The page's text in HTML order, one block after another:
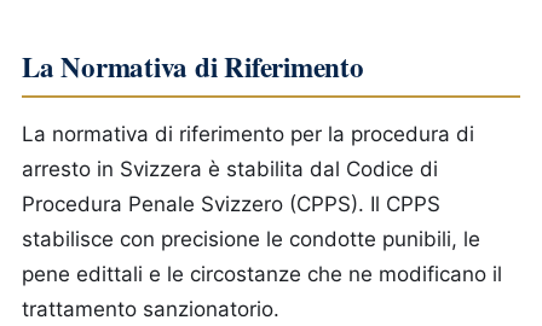
La Normativa di Riferimento
La normativa di riferimento per la procedura di
arresto in Svizzera è stabilita dal Codice di
Procedura Penale Svizzero (CPPS). Il CPPS
stabilisce con precisione le condotte punibili, le
pene edittali e le circostanze che ne modificano il
trattamento sanzionatorio.